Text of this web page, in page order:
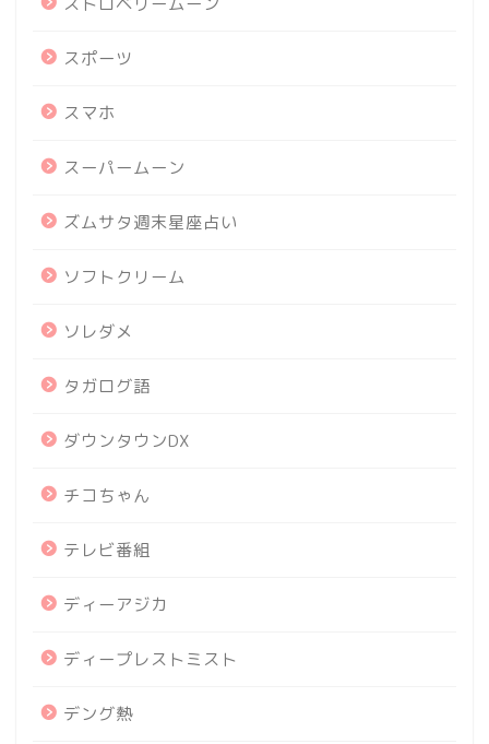
スポーツ
スマホ
スーパームーン
ズムサタ週末星座占い
ソフトクリーム
ソレダメ
タガログ語
ダウンタウンDX
チコちゃん
テレビ番組
ディーアジカ
ディープレストミスト
デング熱